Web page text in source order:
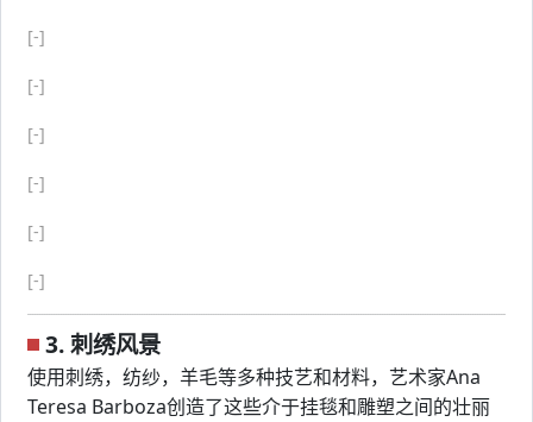
[-]
[-]
[-]
[-]
[-]
[-]
3. 刺绣风景
使用刺绣，纺纱，羊毛等多种技艺和材料，艺术家Ana
Teresa Barboza创造了这些介于挂毯和雕塑之间的壮丽